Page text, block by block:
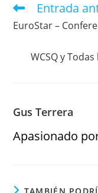
Entrada
EuroStar –
WCSQ y
Gus Terrera
Apasionado